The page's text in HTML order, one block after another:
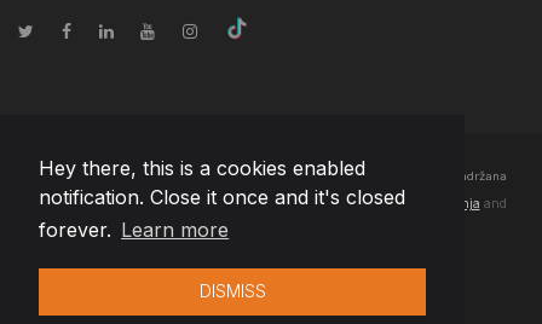
Hey there, this is a cookies enabled
notification. Close it once and it's closed
forever. Learn more
DISMISS
© Autorska prava 2026 Team Extension Bosnia Herzegovina - Sva prava zadržana
Changelog● Korišćenjem ove stranice slažete se sa našimPravila korištenja and
Politika privatnosti